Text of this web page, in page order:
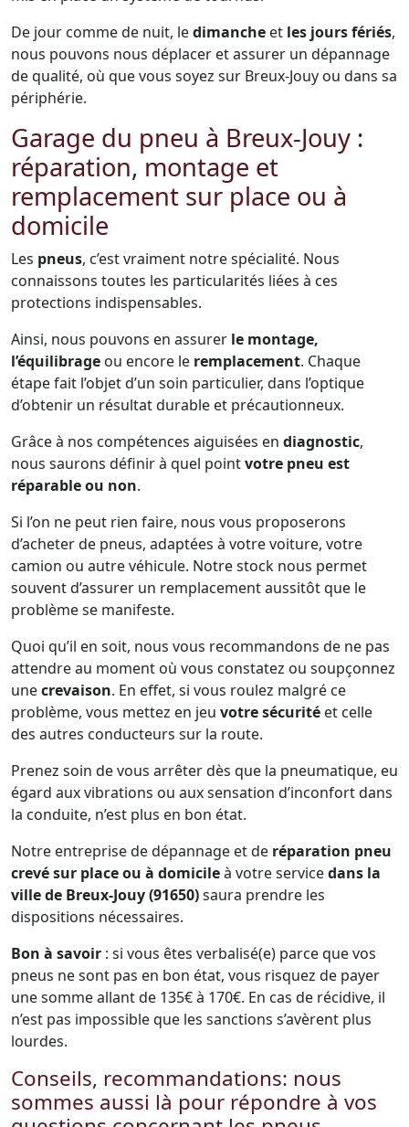
De jour comme de nuit, ledimanche et les jours fériés,
nous pouvons nous déplacer et assurer un dépannage
de qualité, où que vous soyez sur Breux-Jouy ou dans sa
périphérie.
Garage du pneu à Breux-Jouy :
réparation, montage et
remplacement sur place ou à
domicile
Les pneus, c’est vraiment notre spécialité. Nous
connaissons toutes les particularités liées à ces
protections indispensables.
Ainsi, nous pouvons en assurer le montage,
l’équilibrage ou encore le remplacement. Chaque
étape fait l’objet d’un soin particulier, dans l’optique
d’obtenir un résultat durable et précautionneux.
Grâce à nos compétences aiguisées en diagnostic,
nous saurons définir à quel pointvotre pneu est
réparable ou non.
Si l’on ne peut rien faire, nous vous proposerons
d’acheter de pneus, adaptées à votre voiture, votre
camion ou autre véhicule. Notre stock nous permet
souvent d’assurer un remplacement aussitôt que le
problème se manifeste.
Quoi qu’il en soit, nous vous recommandons de ne pas
attendre au moment où vous constatez ou soupçonnez
unecrevaison. En effet, si vous roulez malgré ce
problème, vous mettez en jeu votre sécurité et celle
des autres conducteurs sur la route.
Prenez soin de vous arrêter dès que la pneumatique, eu
égard aux vibrations ou aux sensation d’inconfort dans
la conduite, n’est plus en bon état.
Notre entreprise de dépannage et de réparation pneu
crevé sur place ou à domicileà votre servicedans la
ville de Breux-Jouy (91650)saura prendre les
dispositions nécessaires.
Bon à savoir : si vous êtes verbalisé(e) parce que vos
pneus ne sont pas en bon état, vous risquez de payer
une somme allant de 135€ à 170€. En cas de récidive, il
n’est pas impossible que les sanctions s’avèrent plus
lourdes.
Conseils, recommandations: nous
sommes aussi là pour répondre à vos